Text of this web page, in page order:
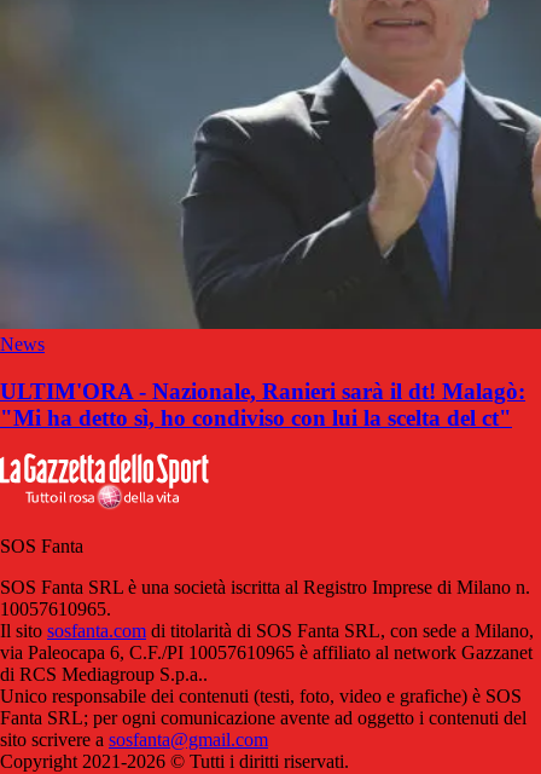
News
ULTIM'ORA - Nazionale, Ranieri sarà il dt! Malagò:
"Mi ha detto sì, ho condiviso con lui la scelta del ct"
SOS Fanta
SOS Fanta SRL è una società iscritta al Registro Imprese di Milano n.
10057610965.
Il sito sosfanta.com di titolarità di SOS Fanta SRL, con sede a Milano,
via Paleocapa 6, C.F./PI 10057610965 è affiliato al network Gazzanet
di RCS Mediagroup S.p.a..
Unico responsabile dei contenuti (testi, foto, video e grafiche) è SOS
Fanta SRL; per ogni comunicazione avente ad oggetto i contenuti del
sito scrivere a sosfanta@gmail.com
Copyright 2021-2026 © Tutti i diritti riservati.